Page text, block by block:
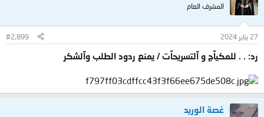
المشرف العام
27 يناير 2024 #2,899
رد: . . للمكيآج و آلتسريحآت / يمنع ردود الطلب وآلشكر
غصة الوريد